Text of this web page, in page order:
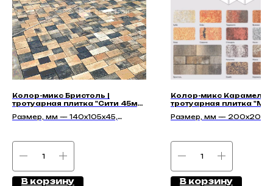
Колор-микс Бристоль |
тротуарная плитка "Сити 45мм"
Размер, мм — 140х105х45,
В корзину
Колор-микс Карамель |
тротуарная плитка
Размер, мм —
В корзину